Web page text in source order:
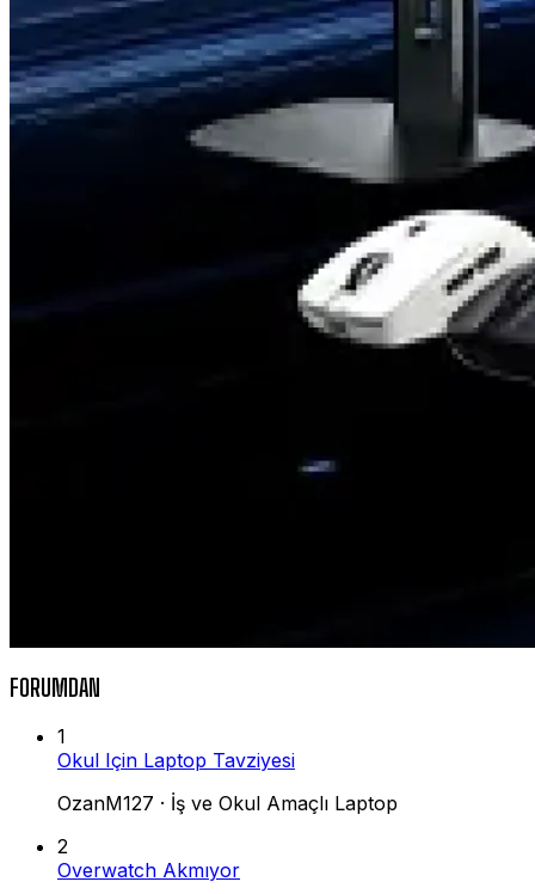
FORUMDAN
1
Okul Için Laptop Tavziyesi
OzanM127 · İş ve Okul Amaçlı Laptop
2
Overwatch Akmıyor